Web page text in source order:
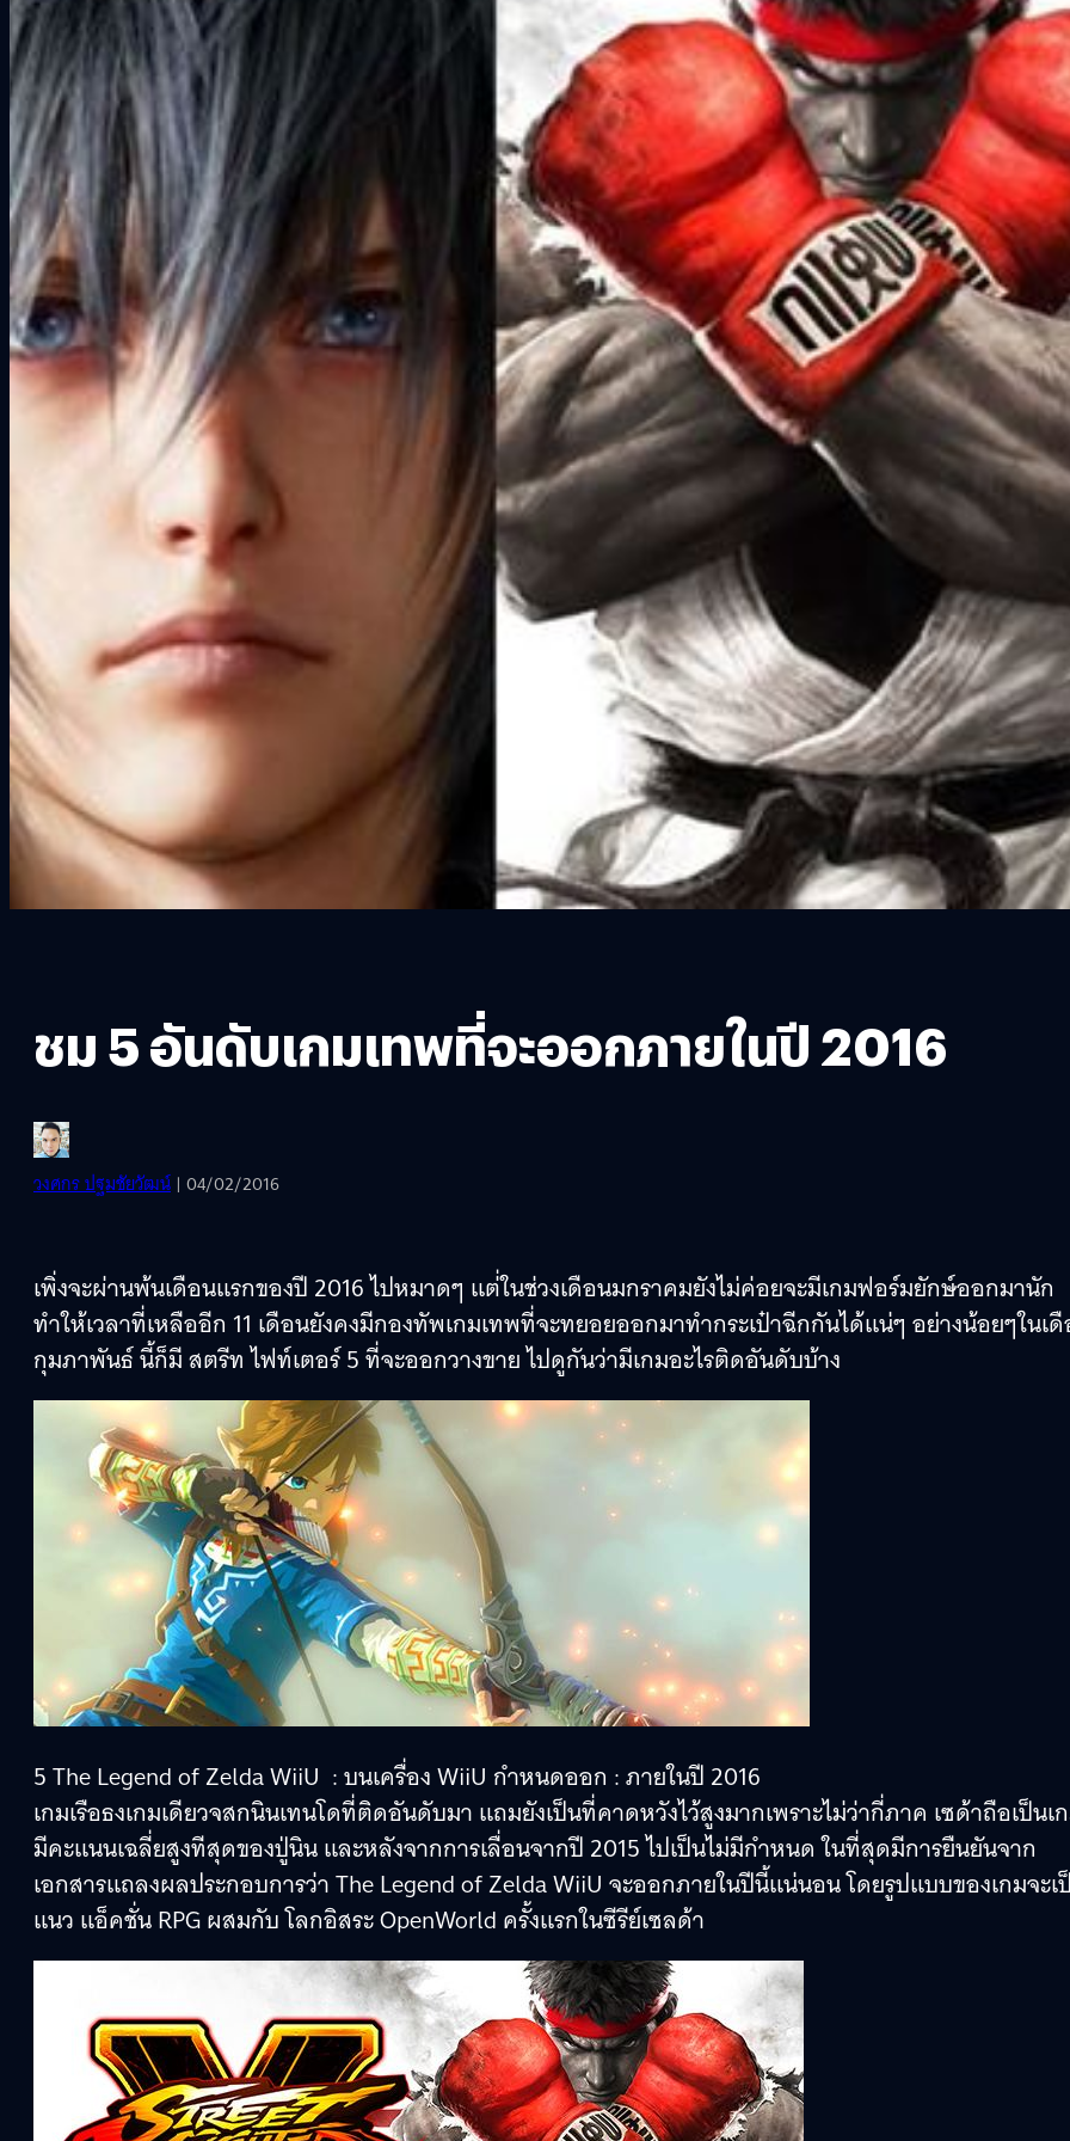
ชม 5 อันดับเกมเทพที่จะออกภายในปี 2016
วงศกร ปฐมชัยวัฒน์ | 04/02/2016
เพิ่งจะผ่านพ้นเดือนแรกของปี 2016 ไปหมาดๆ แต่่ในช่วงเดือนมกราคมยังไม่ค่อยจะมีเกมฟอร์มยักษ์ออกมานัก
ทำให้เวลาที่เหลืออีก 11 เดือนยังคงมีกองทัพเกมเทพที่จะทยอยออกมาทำกระเป๋าฉีกกันได้แน่ๆ อย่างน้อยๆในเ
กุมภาพันธ์ นี้ก็มี สตรีท ไฟท์เตอร์ 5 ที่จะออกวางขาย ไปดูกันว่ามีเกมอะไรติดอันดับบ้าง
5 The Legend of Zelda WiiU : บนเครื่อง WiiU กำหนดออก : ภายในปี 2016
เกมเรือธงเกมเดียวจสกนินเทนโดที่ติดอันดับมา แถมยังเป็นที่คาดหวังไว้สูงมากเพราะไม่ว่ากี่ภาค เซด้าถือเป็นเ
มีคะแนนเฉลี่ยสูงทีสุดของปู่นิน และหลังจากการเลื่อนจากปี 2015 ไปเป็นไม่มีกำหนด ในที่สุดมีการยืนยันจาก
เอกสารแถลงผลประกอบการว่า The Legend of Zelda WiiU จะออกภายในปีนี้แน่นอน โดยรูปแบบของเกมจะเ
แนว แอ็คชั่น RPG ผสมกับ โลกอิสระ OpenWorld ครั้งแรกในซีรีย์เซลด้า